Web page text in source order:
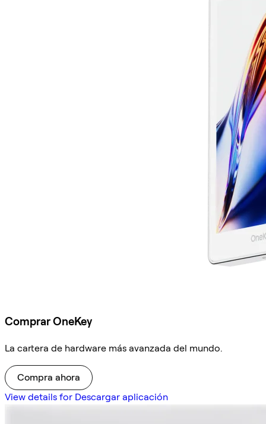
Comprar OneKey
La cartera de hardware más avanzada del mundo.
Compra ahora
View details for Descargar aplicación